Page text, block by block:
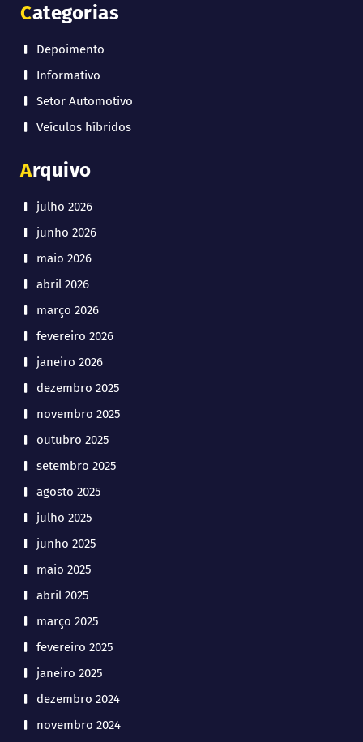
Categorias
Depoimento
Informativo
Setor Automotivo
Veículos híbridos
Arquivo
julho 2026
junho 2026
maio 2026
abril 2026
março 2026
fevereiro 2026
janeiro 2026
dezembro 2025
novembro 2025
outubro 2025
setembro 2025
agosto 2025
julho 2025
junho 2025
maio 2025
abril 2025
março 2025
fevereiro 2025
janeiro 2025
dezembro 2024
novembro 2024